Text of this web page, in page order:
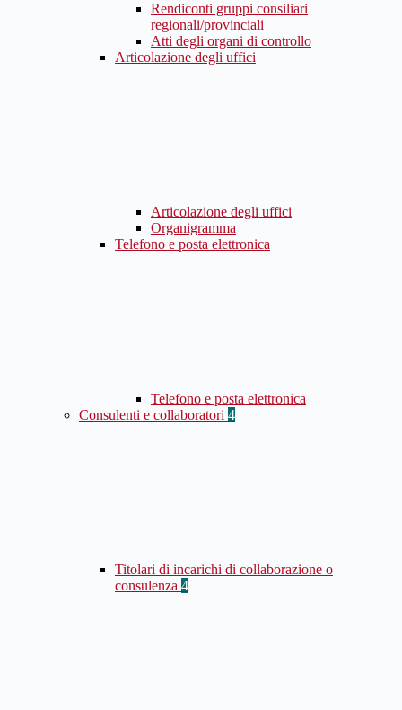
Rendiconti gruppi consiliari
regionali/provinciali
Atti degli organi di controllo
Articolazione degli uffici
Articolazione degli uffici
Organigramma
Telefono e posta elettronica
Telefono e posta elettronica
Consulenti e collaboratori 4
Titolari di incarichi di collaborazione o
consulenza 4